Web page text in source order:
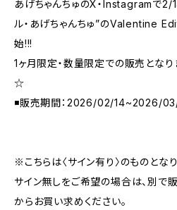
あげちゃんちゅのX・Instagramで
ル・あげちゃんちゅ”のValentine
始!!!
1ヶ月限定・数量限定での販売とな
☆
◾️販売期間：2026/02/14~2026/
※こちらは〈サイン有り〉のものとなり
サイン無しをご希望の場合は、別で
からお買い求めください。